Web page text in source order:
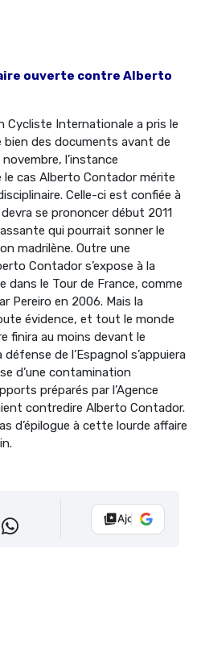
ouverte contre Alberto
Cycliste Internationale a pris le
des documents avant de
l’instance
cas Alberto Contador mérite
Celle-ci est confiée à
se prononcer début 2011
qui pourrait sonner le
madrilène. Outre une
Contador s’expose à la
dans le Tour de France, comme
Pereiro en 2006. Mais la
évidence, et tout le monde
finira au moins devant le
de l’Espagnol s’appuiera
d’une contamination
préparés par l’Agence
contredire Alberto Contador.
d’épilogue à cette lourde affaire
Ajouter Vélo